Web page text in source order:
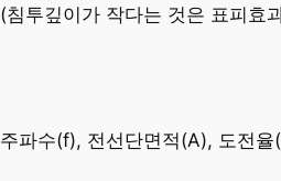
(침투깊이가 작다는 것은 표피효
주파수(f), 전선단면적(A), 도전